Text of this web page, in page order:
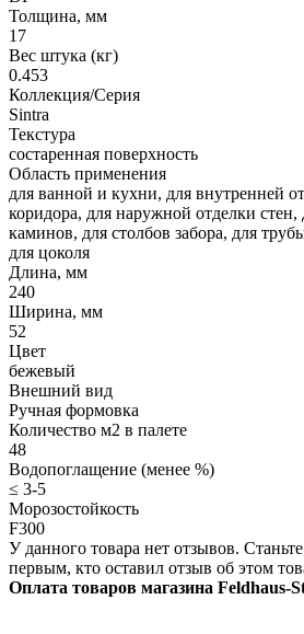
Толщина, мм
17
Вес штука (кг)
0.453
Коллекция/Серия
Sintra
Текстура
состаренная поверхность
Область применения
для ванной и кухни, для внутренней
коридора, для наружной отделки
каминов, для столбов забора, для
для цоколя
Длина, мм
240
Ширина, мм
52
Цвет
бежевый
Внешний вид
Ручная формовка
Количество м2 в палете
48
Водопоглащение (менее %)
≤ 3-5
Морозостойкость
F300
У данного товара нет отзывов. Станьте
первым, кто оставил отзыв об этом
Оплата товаров магазина Feldhaus-